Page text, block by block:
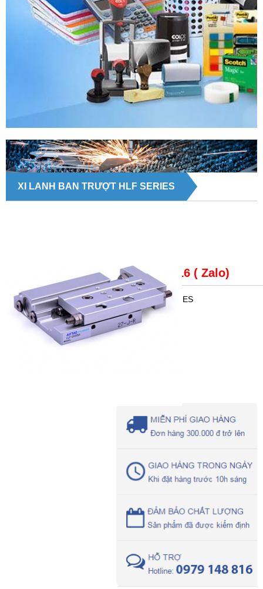
XI LANH BÀN TRƯỢT HLF SERIES
Giá bán: LH: 0979148816 ( Zalo)
Trạng thái: XI LANH BÀN TRƯỢT HLF SERIES
Mã số:
Nhà sản xuất: AIRTAC